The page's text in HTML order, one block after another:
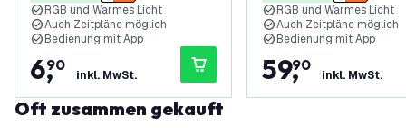
RGB und Warmes Licht
Auch Zeitpläne möglich
Bedienung mit App
6,
90
inkl. MwSt.
RGB und Warmes Licht
Auch Zeitpläne möglich
Bedienung mit App
59,
90
inkl. MwSt.
Oft zusammen gekauft